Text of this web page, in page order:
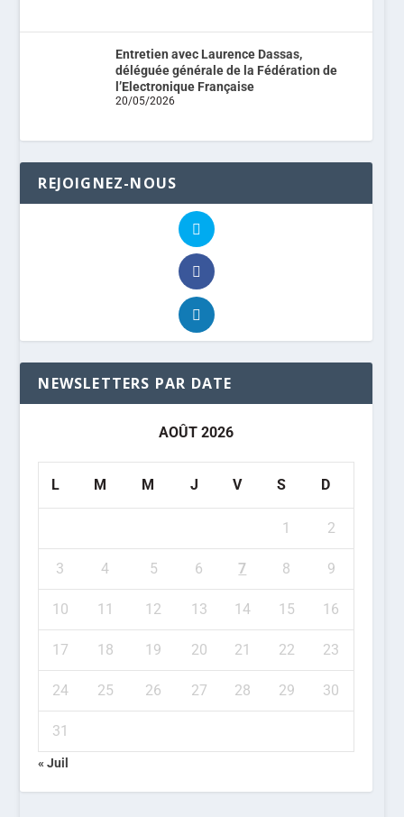
Entretien avec Laurence Dassas,
déléguée générale de la Fédération de
l’Electronique Française
20/05/2026
REJOIGNEZ-NOUS
NEWSLETTERS PAR DATE
AOÛT 2026
L M M J V S D
1 2
3 4 5 6 7 8 9
10 11 12 13 14 15 16
17 18 19 20 21 22 23
24 25 26 27 28 29 30
31
« Juil